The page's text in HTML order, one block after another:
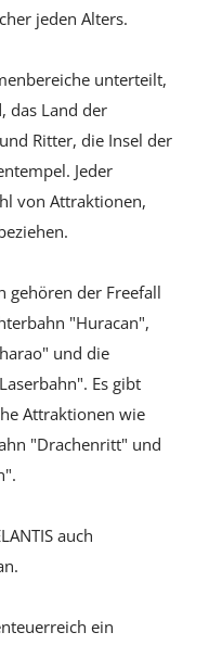
jeden Alters.
unterteilt,
das Land der
Ritter, die Insel der
Jeder
von Attraktionen,
gehören der Freefall
"Huracan",
und die
Es gibt
Attraktionen wie
"Drachenritt" und
auch
ein